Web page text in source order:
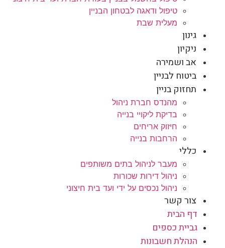
טיפול ודאגה לבטחון הבניין
מעלית שבת
גינון
ניקיון
אב ושמירה
ביטוח לבניין
תחזוק בניין
מהנדס חברת ניהול
בדיקת ליקויי בנייה
חיזוק אריחים
הרחבות בנייה
כללי
מעבר לניהול בתים משותפים
ניהול דירות שכורות
ניהול נכסים על ידי ועד בית חיצוני
צור קשר
דף הבית
גביית כספים
הנהלת חשבונות